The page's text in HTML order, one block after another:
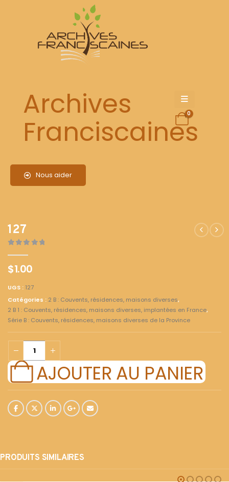
Archives
Franciscaines
Nous aider
0
127
$1.00
UGS : 127
Catégories : 2 B : Couvents, résidences, maisons diverses,
2 B 1 : Couvents, résidences, maisons diverses, implantées en France,
Série B : Couvents, résidences, maisons diverses de la Province
AJOUTER AU PANIER
PRODUITS SIMILAIRES